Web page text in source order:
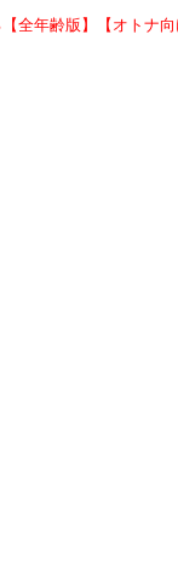
全年齢版】【オトナ